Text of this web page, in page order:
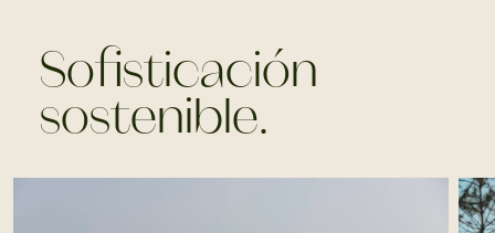
Sofisticación
sostenible.